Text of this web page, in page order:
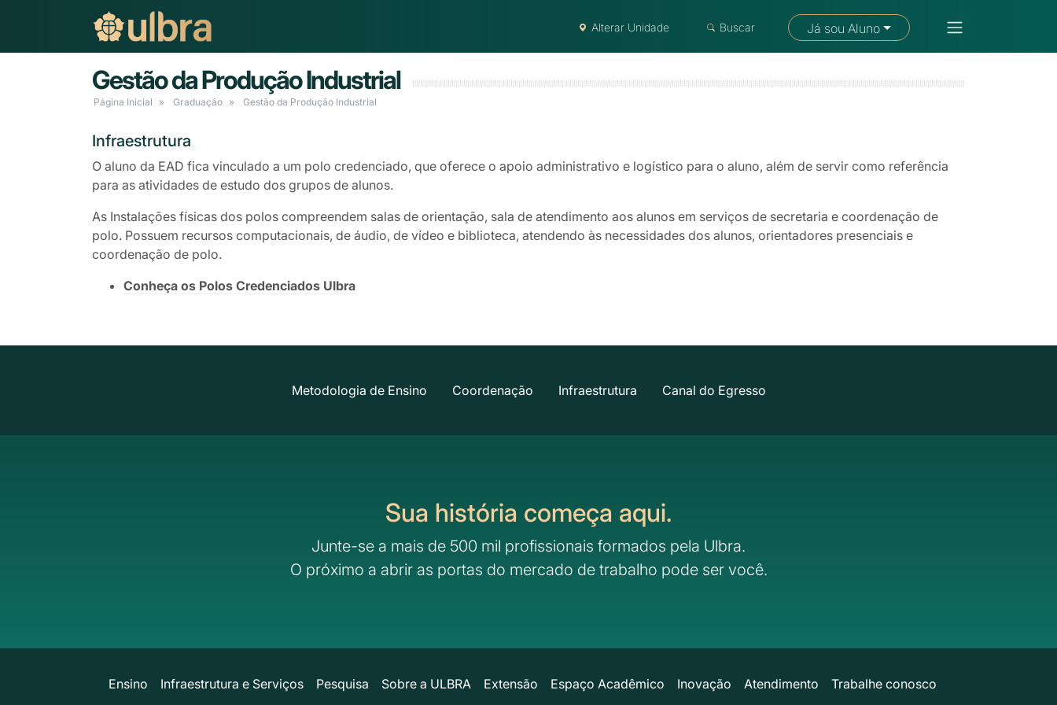
Fale com um consultor
Alterar Unidade Buscar Já sou Aluno
Gestão da Produção Industrial
Página Inicial Graduação Gestão da Produção Industrial
Infraestrutura
O aluno da EAD fica vinculado a um polo credenciado, que oferece o apoio administrativo e logístico para o aluno, além de servir como referência
para as atividades de estudo dos grupos de alunos.
As Instalações físicas dos polos compreendem salas de orientação, sala de atendimento aos alunos em serviços de secretaria e coordenação de
polo. Possuem recursos computacionais, de áudio, de vídeo e biblioteca, atendendo às necessidades dos alunos, orientadores presenciais e
coordenação de polo.
Conheça os Polos Credenciados Ulbra
Metodologia de Ensino Coordenação Infraestrutura Canal do Egresso
Sua história começa aqui.
Junte-se a mais de 500 mil profissionais formados pela Ulbra.
O próximo a abrir as portas do mercado de trabalho pode ser você.
Ensino Infraestrutura e Serviços Pesquisa Sobre a ULBRA Extensão Espaço Acadêmico Inovação Atendimento Trabalhe conosco